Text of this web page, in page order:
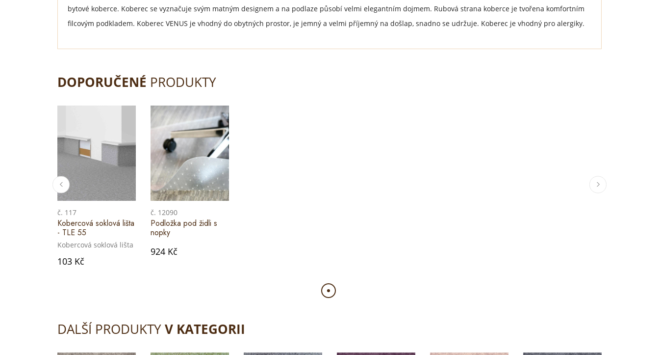
bytové koberce. Koberec se vyznačuje svým matným designem a na podlaze působí velmi elegantním dojmem. Rubová strana koberce je tvořena komfortním
filcovým podkladem. Koberec VENUS je vhodný do obytných prostor, je jemný a velmi příjemný na došlap, snadno se udržuje. Koberec je vhodný pro alergiky.
DOPORUČENÉ PRODUKTY
č. 117
Kobercová soklová lišta
- TLE 55
Kobercová soklová lišta
103 Kč
č. 12090
Podložka pod židli s
nopky
924 Kč
DALŠÍ PRODUKTYV KATEGORII